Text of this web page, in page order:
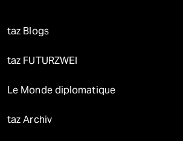
taz Blogs
taz FUTURZWEI
Le Monde diplomatique
taz Archiv